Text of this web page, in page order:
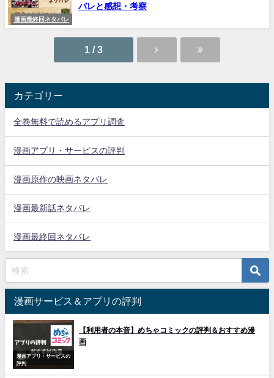
漫画最終回ネタバレ
バレと感想・考察
1 / 3
カテゴリー
全巻無料で読めるアプリ調査
漫画アプリ・サービスの評判
漫画原作の映画ネタバレ
漫画最新話ネタバレ
漫画最終回ネタバレ
漫画サービス＆アプリの評判
漫画アプリ・サービスの
評判
【利用者の本音】めちゃコミックの評判＆おすすめ漫
画